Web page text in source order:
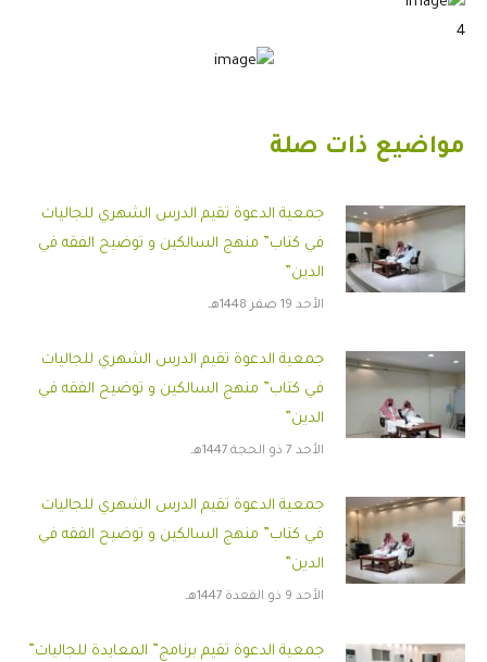
4
مواضيع ذات صلة
جمعية الدعوة تقيم الدرس الشهري للجاليات
في كتاب” منهج السالكين و توضيح الفقه في
الدين”
الأحد 19 صفر 1448هـ
جمعية الدعوة تقيم الدرس الشهري للجاليات
في كتاب” منهج السالكين و توضيح الفقه في
الدين”
الأحد 7 ذو الحجة 1447هـ
جمعية الدعوة تقيم الدرس الشهري للجاليات
في كتاب” منهج السالكين و توضيح الفقه في
الدين”
الأحد 9 ذو القعدة 1447هـ
جمعية الدعوة تقيم برنامج” المعايدة للجاليات”